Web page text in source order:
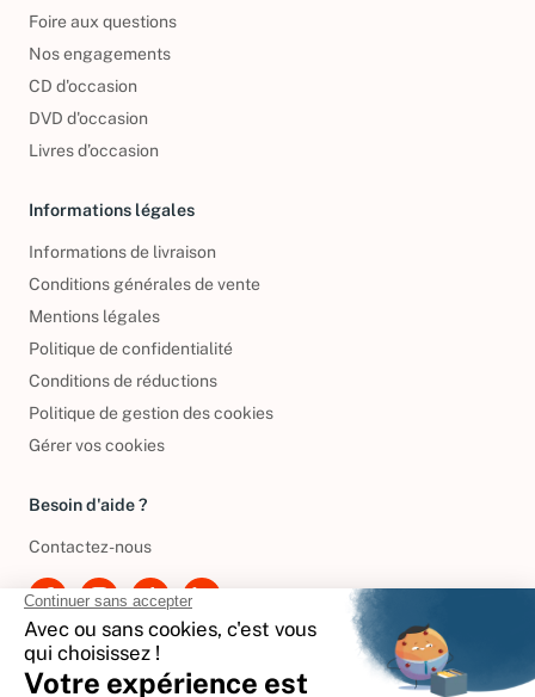
Foire aux questions
Nos engagements
CD d'occasion
DVD d'occasion
Livres d’occasion
Informations légales
Informations de livraison
Conditions générales de vente
Mentions légales
Politique de confidentialité
Conditions de réductions
Politique de gestion des cookies
Gérer vos cookies
Besoin d'aide ?
Contactez-nous
International